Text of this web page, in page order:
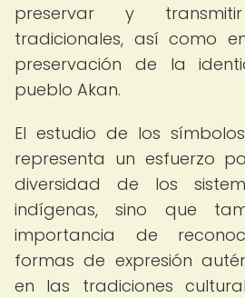
preservar y transmitir
tradicionales, así como
preservación de la
pueblo Akan.
El estudio de los
representa un esfuerzo
diversidad de los
indígenas, sino que
importancia de
formas de expresión
en las tradiciones